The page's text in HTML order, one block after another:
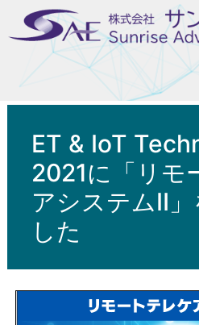
ET & IoT
2021に「リモ
アシステムⅡ」
した